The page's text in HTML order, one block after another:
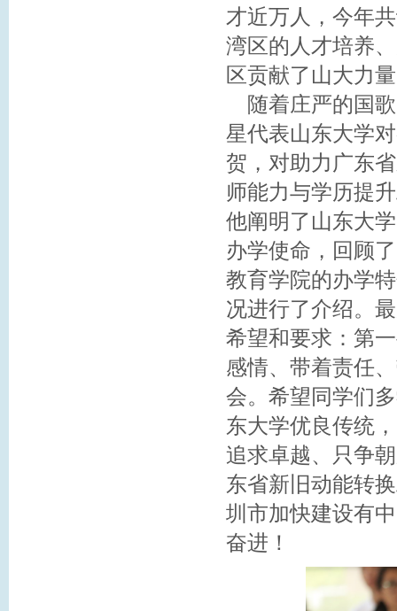
才近万人，今年
湾区的人才培养
区贡献了山大力
随着庄严的国歌
星代表山东大学
贺，对助力广东
师能力与学历提
他阐明了山东大
办学使命，回顾
教育学院的办学
况进行了介绍。
希望和要求：第
感情、带着责任
会。希望同学们
东大学优良传统
追求卓越、只争
东省新旧动能转
圳市加快建设有
奋进！